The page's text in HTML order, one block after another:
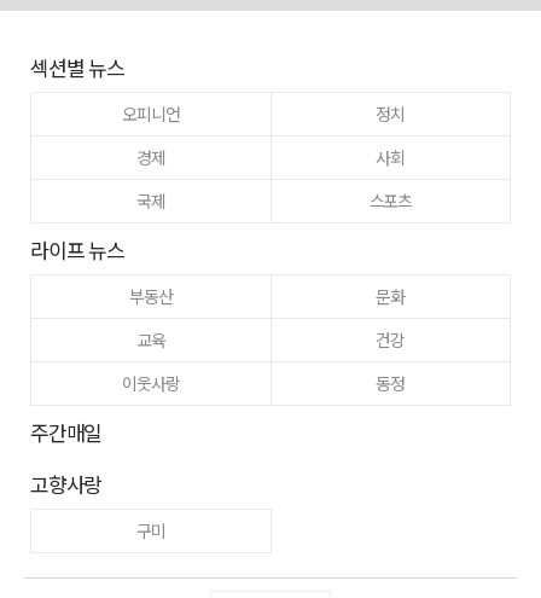
섹션별 뉴스
오피니언
정치
경제
사회
국제
스포츠
라이프 뉴스
부동산
문화
교육
건강
이웃사랑
동정
주간매일
고향사랑
구미